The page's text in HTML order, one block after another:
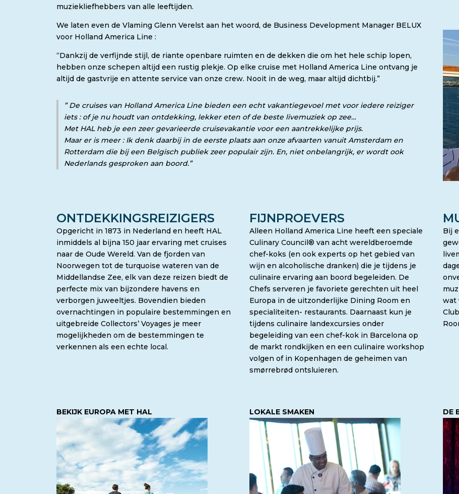
muziekliefhebbers van alle leeftijden.
We laten even de Vlaming Glenn Verelst aan het woord, de Business Development Manager BELUX
voor Holland America Line :
“Dankzij de verfijnde stijl, de riante openbare ruimten en de dekken die om het hele schip lopen,
hebben onze schepen altijd een rustig plekje. Op elke cruise met Holland America Line ontvang je
altijd de gastvrije en attente service van onze crew. Nooit in de weg, maar altijd dichtbij.”
” De cruises van Holland America Line bieden een echt vakantiegevoel met voor iedere reiziger
iets : of je nu houdt van ontdekking, lekker eten of de beste livemuziek op zee…
Met HAL heb je een zeer gevarieerde cruisevakantie voor een aantrekkelijke prijs.
Maar er is meer : Ik denk daarbij in de eerste plaats aan onze afvaarten vanuit Amsterdam en
Rotterdam die bij een Belgisch publiek zeer populair zijn. En, niet onbelangrijk, er wordt ook
Nederlands gesproken aan boord.”
ONTDEKKINGSREIZIGERS
Opgericht in 1873 in Nederland en heeft HAL
inmiddels al bijna 150 jaar ervaring met cruises
naar de Oude Wereld. Van de fjorden van
Noorwegen tot de turquoise wateren van de
Middellandse Zee, elk van deze reizen biedt de
perfecte mix van bijzondere havens en
verborgen juweeltjes. Bovendien bieden
overnachtingen in populaire bestemmingen en
uitgebreide Collectors’ Voyages je meer
mogelijkheden om de bestemmingen te
verkennen als een echte local.
FIJNPROEVERS
Alleen Holland America Line heeft een speciale
Culinary Council® van acht wereldberoemde
chef-koks (en ook experts op het gebied van
wijn en alcoholische dranken) die je tijdens je
culinaire ervaring aan boord begeleiden. De
Chefs serveren je favoriete gerechten uit heel
Europa in de uitzonderlijke Dining Room en
specialiteiten- restaurants. Daarnaast kun je
tijdens culinaire landexcursies onder
begeleiding van een chef-kok in Barcelona op
de markt rondkijken en een culinaire workshop
volgen of in Kopenhagen de geheimen van
smørrebrød ontsluieren.
Bij
wat
BEKIJK EUROPA MET HAL LOKALE SMAKEN DE